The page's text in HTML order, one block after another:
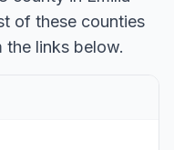
of these counties
the links below.